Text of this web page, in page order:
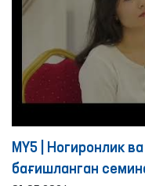
MY5 | Ногиронлик
бағишланган